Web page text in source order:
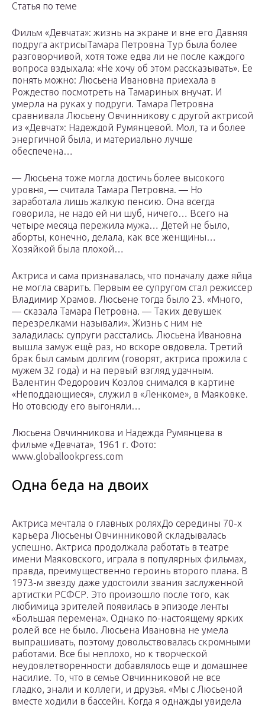
Статья по теме
Фильм «Девчата»: жизнь на экране и вне его Давняя
подруга актрисыТамара Петровна Тур была более
разговорчивой, хотя тоже едва ли не после каждого
вопроса вздыхала: «Не хочу об этом рассказывать». Ее
понять можно: Люсьена Ивановна приехала в
Рождество посмотреть на Тамариных внучат. И
умерла на руках у подруги. Тамара Петровна
сравнивала Люсьену Овчинникову с другой актрисой
из «Девчат»: Надеждой Румянцевой. Мол, та и более
энергичной была, и материально лучше
обеспечена…
— Люсьена тоже могла достичь более высокого
уровня, — считала Тамара Петровна. — Но
заработала лишь жалкую пенсию. Она всегда
говорила, не надо ей ни шуб, ничего… Всего на
четыре месяца пережила мужа… Детей не было,
аборты, конечно, делала, как все женщины…
Хозяйкой была плохой…
Актриса и сама признавалась, что поначалу даже яйца
не могла сварить. Первым ее супругом стал режиссер
Владимир Храмов. Люсьене тогда было 23. «Много,
— сказала Тамара Петровна. — Таких девушек
перезрелками называли». Жизнь с ним не
заладилась: супруги расстались. Люсьена Ивановна
вышла замуж ещё раз, но вскоре овдовела. Третий
брак был самым долгим (говорят, актриса прожила с
мужем 32 года) и на первый взгляд удачным.
Валентин Федорович Козлов снимался в картине
«Неподдающиеся», служил в «Ленкоме», в Маяковке.
Но отовсюду его выгоняли…
Люсьена Овчинникова и Надежда Румянцева в
фильме «Девчата», 1961 г. Фото:
www.globallookpress.com
Одна беда на двоих
Актриса мечтала о главных роляхДо середины 70-х
карьера Люсьены Овчинниковой складывалась
успешно. Актриса продолжала работать в театре
имени Маяковского, играла в популярных фильмах,
правда, преимущественно героинь второго плана. В
1973-м звезду даже удостоили звания заслуженной
артистки РСФСР. Это произошло после того, как
любимица зрителей появилась в эпизоде ленты
«Большая перемена». Однако по-настоящему ярких
ролей все не было. Люсьена Ивановна не умела
выпрашивать, поэтому довольствовалась скромными
работами. Все бы неплохо, но к творческой
неудовлетворенности добавлялось еще и домашнее
насилие. То, что в семье Овчинниковой не все
гладко, знали и коллеги, и друзья. «Мы с Люсьеной
вместе ходили в бассейн. Когда я однажды увидела